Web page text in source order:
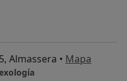
Almassera • Mapa